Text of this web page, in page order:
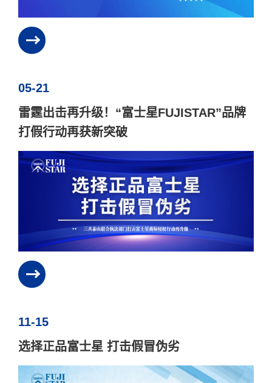
05-21
雷霆出击再升级！“富士星FUJISTAR”品牌
打假行动再获新突破
11-15
选择正品富士星 打击假冒伪劣